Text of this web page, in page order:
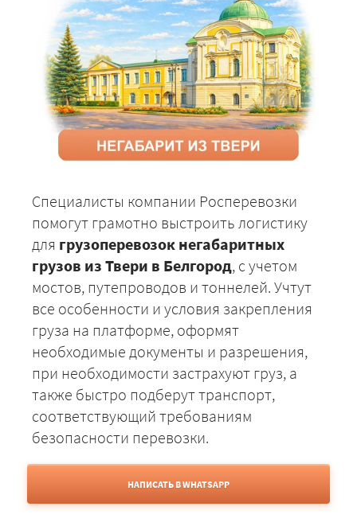
Специалисты компании Росперевозки
помогут грамотно выстроить логистику
для грузоперевозок негабаритных
грузов из Твери в Белгород, с учетом
мостов, путепроводов и тоннелей. Учтут
все особенности и условия закрепления
груза на платформе, оформят
необходимые документы и разрешения,
при необходимости застрахуют груз, а
также быстро подберут транспорт,
соответствующий требованиям
безопасности перевозки.
НАПИСАТЬ В WHATSAPP